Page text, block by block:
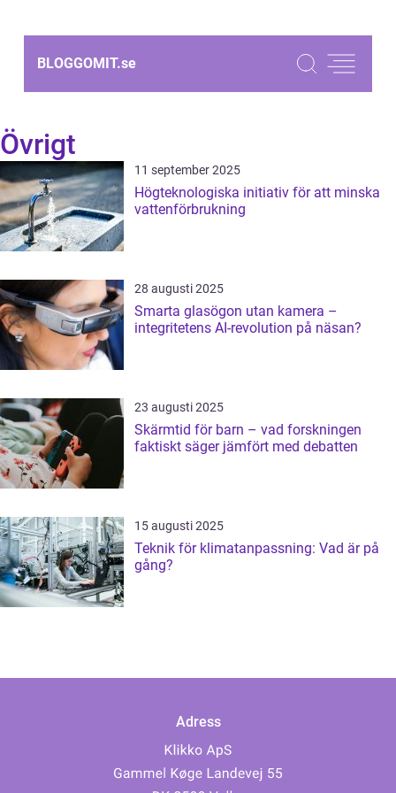
BLOGGOMIT.se
Övrigt
11 september 2025
Högteknologiska initiativ för att minska
vattenförbrukning
28 augusti 2025
Smarta glasögon utan kamera –
integritetens AI-revolution på näsan?
23 augusti 2025
Skärmtid för barn – vad forskningen
faktiskt säger jämfört med debatten
15 augusti 2025
Teknik för klimatanpassning: Vad är på
gång?
Adress